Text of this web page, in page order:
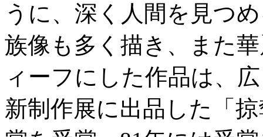
うに、深く人間を見つ
族像も多く描き、また
ィーフにした作品は、
新制作展に出品した「